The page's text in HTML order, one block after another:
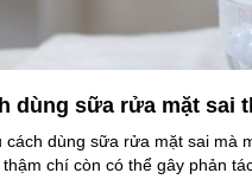
dùng sữa rửa mặt sai
cách dùng sữa rửa mặt sai mà
chí còn có thể gây phản